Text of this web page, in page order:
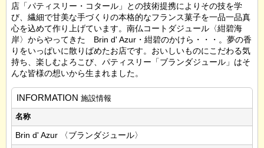
店「パティスリー・コタール」との技術提携によりその技を学
び、繊細で甘美な手づくりの本格的なフランス菓子を一品一品真
心を込めて作り上げています。南仏コートダジュール〈紺碧海
岸〉からやってきた Brin d' Azur・紺碧のかけら・・・。夢の香
りをいっぱいに散りばめたお店です。おいしいものにこだわる気
持ち、楽しむよろこび、パティスリー「ブランダジュール」はそ
んな皆様の想いから生まれました。
INFORMATION 施設情報
名称
Brin d' Azur 〈ブランダジュール〉